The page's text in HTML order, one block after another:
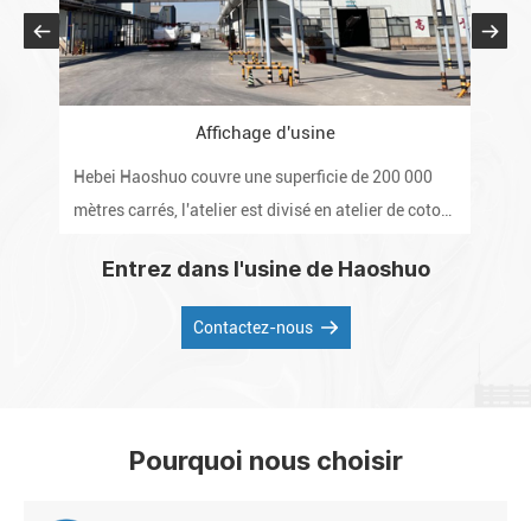
Affichage d'usine
Hebei Haoshuo couvre une superficie de 200 000
mètres carrés, l'atelier est divisé en atelier de coton
poudrage, laboratoire et entrepôt.
Entrez dans l'usine de Haoshuo
Contactez-nous
Pourquoi nous choisir